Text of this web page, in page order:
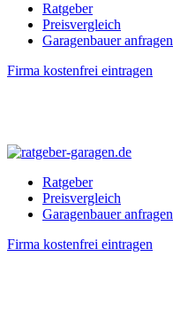
Ratgeber
Preisvergleich
Garagenbauer anfragen
Firma kostenfrei eintragen
Ratgeber
Preisvergleich
Garagenbauer anfragen
Firma kostenfrei eintragen